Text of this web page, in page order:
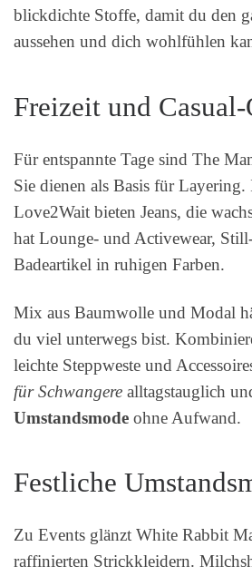
blickdichte Stoffe, damit du den
aussehen und dich wohlfühlen
Freizeit und
Für entspannte Tage sind The
Sie dienen als Basis für
Love2Wait bieten Jeans, die
hat Lounge- und Activewear,
Badeartikel in ruhigen Farben.
Mix aus Baumwolle und Modal
du viel unterwegs bist.
leichte Steppweste und
für Schwangere alltagstauglich
Umstandsmode ohne Aufwand.
Festliche
Zu Events glänzt White Rabbit
raffinierten Strickkleidern.